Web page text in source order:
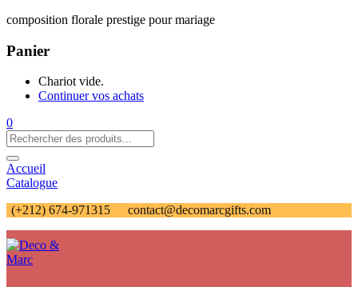
composition florale prestige pour mariage
Panier
Chariot vide.
Continuer vos achats
0
Accueil
Catalogue
(+212) 674-971315
contact@decomarcgifts.com